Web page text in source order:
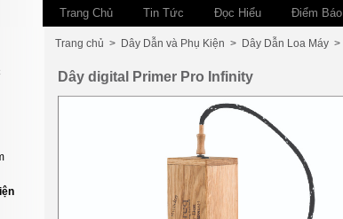
Trang Chủ Tin Tức Đọc Hiểu Điểm Báo
Trang chủ > Dây Dẫn và Phụ Kiện > Dây Dẫn Loa Máy >
Dây digital Primer Pro Infinity